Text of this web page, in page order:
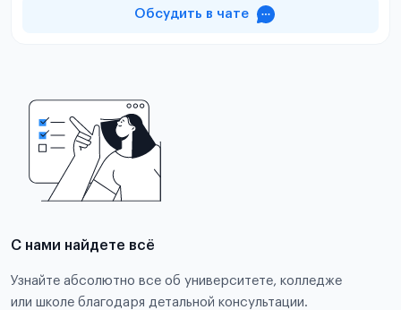
Обсудить в чате
С нами найдете всё
Узнайте абсолютно все об университете, колледже
или школе благодаря детальной консультации.